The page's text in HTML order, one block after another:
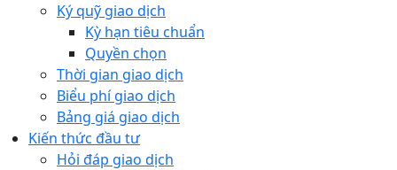
Ký quỹ giao dịch
Kỳ hạn tiêu chuẩn
Quyền chọn
Thời gian giao dịch
Biểu phí giao dịch
Bảng giá giao dịch
Kiến thức đầu tư
Hỏi đáp giao dịch